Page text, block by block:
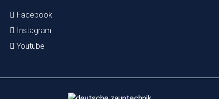
Facebook
Instagram
Youtube